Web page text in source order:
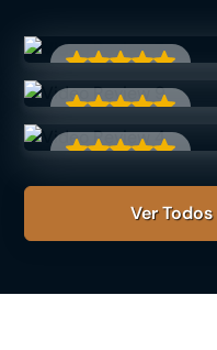
Ver